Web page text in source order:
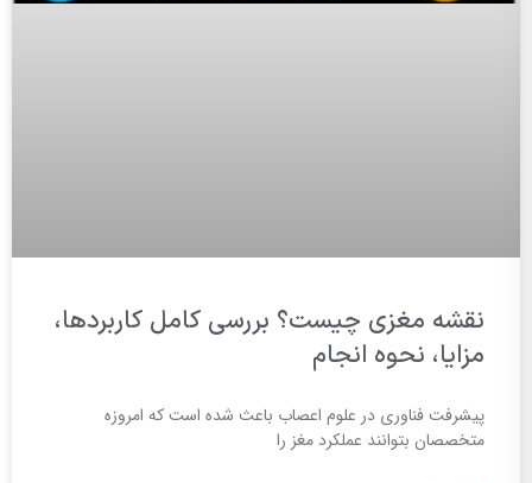
نقشه مغزی چیست؟ بررسی کامل کاربردها،
مزایا، نحوه انجام
پیشرفت فناوری در علوم اعصاب باعث شده است که امروزه
متخصصان بتوانند عملکرد مغز را